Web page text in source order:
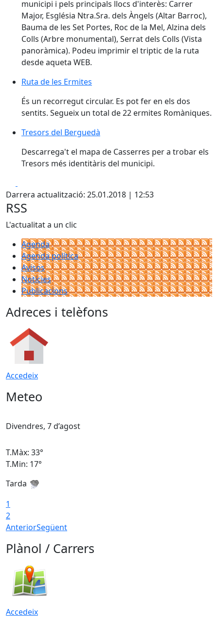
municipi i pels principals llocs d'interès: Carrer
Major, Església Ntra.Sra. dels Àngels (Altar Barroc),
Bauma de les Set Portes, Roc de la Mel, Alzina dels
Colls (Arbre monumental), Serrat dels Colls (Vista
panoràmica). Podeu imprimir el triptic de la ruta
desde aqueta WEB.
Ruta de les Ermites
És un recorregut circular. Es pot fer en els dos
sentits. Segueix un total de 22 ermites Romàniques.
Tresors del Berguedà
Descarrega't el mapa de Casserres per a trobar els
Tresors més identitàris del municipi.
Darrera actualització: 25.01.2018 | 12:53
RSS
L'actualitat a un clic
Agenda
Agenda política
Avisos
Notícies
Publicacions
Adreces i telèfons
Accedeix
Meteo
Divendres, 7 d’agost
T.Màx: 33°
T.Min: 17°
Tarda
1
2
AnteriorSegüent
Plànol / Carrers
Accedeix